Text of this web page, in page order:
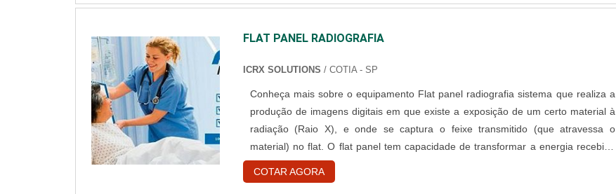
FLAT PANEL RADIOGRAFIA
ICRX SOLUTIONS / COTIA - SP
Conheça mais sobre o equipamento Flat panel radiografia sistema que realiza a
produção de imagens digitais em que existe a exposição de um certo material à
radiação (Raio X), e onde se captura o feixe transmitido (que atravessa o
material) no flat. O flat panel tem capacidade de transformar a energia recebida
da radiação em sinais elétricos. Logo em seguida, é convertido em sinal digital
através de um conversor analógico digital, indo diretamen....
COTAR AGORA